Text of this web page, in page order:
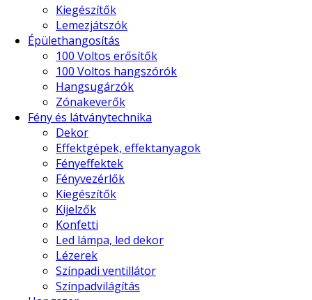
Kiegészítők
Lemezjátszók
Épülethangosítás
100 Voltos erősítők
100 Voltos hangszórók
Hangsugárzók
Zónakeverők
Fény és látványtechnika
Dekor
Effektgépek, effektanyagok
Fényeffektek
Fényvezérlők
Kiegészítők
Kijelzők
Konfetti
Led lámpa, led dekor
Lézerek
Színpadi ventillátor
Színpadvilágítás